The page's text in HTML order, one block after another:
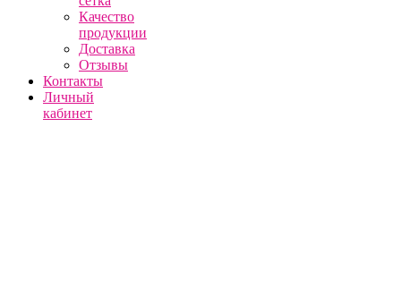
Качество
продукции
Доставка
Отзывы
Контакты
Личный
кабинет